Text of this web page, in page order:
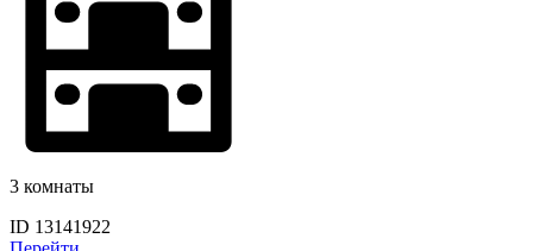
3 комнаты
ID 13141922